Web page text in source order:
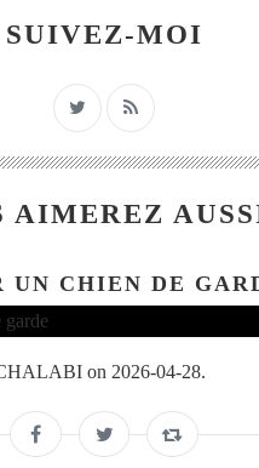
SUIVEZ-MOI
AIMEREZ
UN CHIEN DE
on 2026-04-28.